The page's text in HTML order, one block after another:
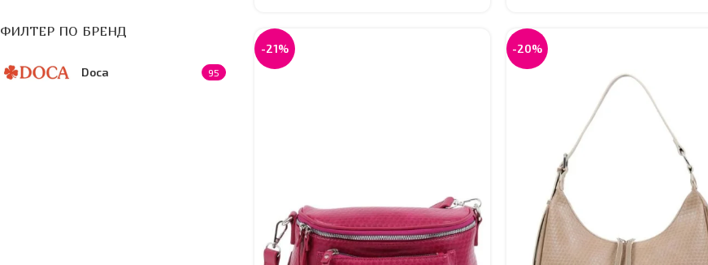
ФИЛТЕР ПО БРЕНД
Doca 95
-21% -20%